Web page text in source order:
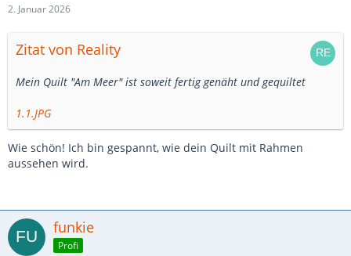
2. Januar 2026
Zitat von Reality
Mein Quilt "Am Meer" ist soweit fertig genäht und gequiltet
1.1.JPG
Wie schön! Ich bin gespannt, wie dein Quilt mit Rahmen
aussehen wird.
funkie
Profi